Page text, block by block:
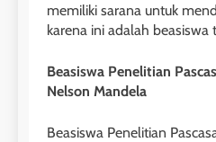
Nilai
memiliki sarana untuk
karena ini adalah beasiswa
Beasiswa Penelitian
Nelson Mandela
Beasiswa Penelitian